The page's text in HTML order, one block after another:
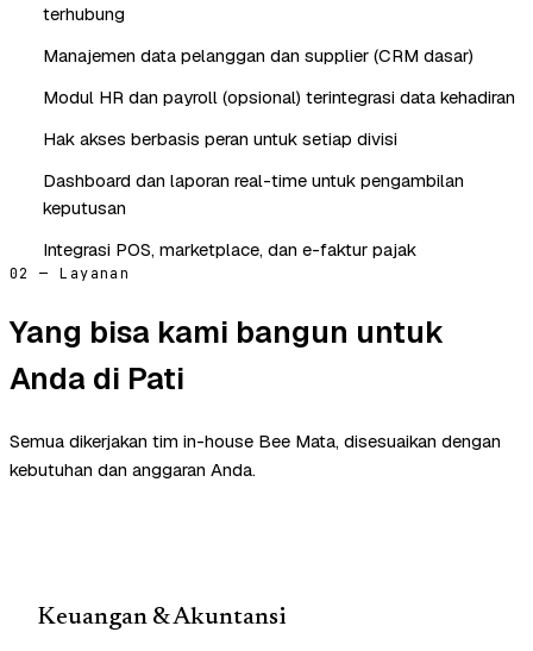
terhubung
Manajemen data pelanggan dan supplier (CRM dasar)
Modul HR dan payroll (opsional) terintegrasi data kehadiran
Hak akses berbasis peran untuk setiap divisi
Dashboard dan laporan real-time untuk pengambilan
keputusan
Integrasi POS, marketplace, dan e-faktur pajak
02 — Layanan
Yang bisa kami bangun untuk
Anda di Pati
Semua dikerjakan tim in-house Bee Mata, disesuaikan dengan
kebutuhan dan anggaran Anda.
Keuangan & Akuntansi